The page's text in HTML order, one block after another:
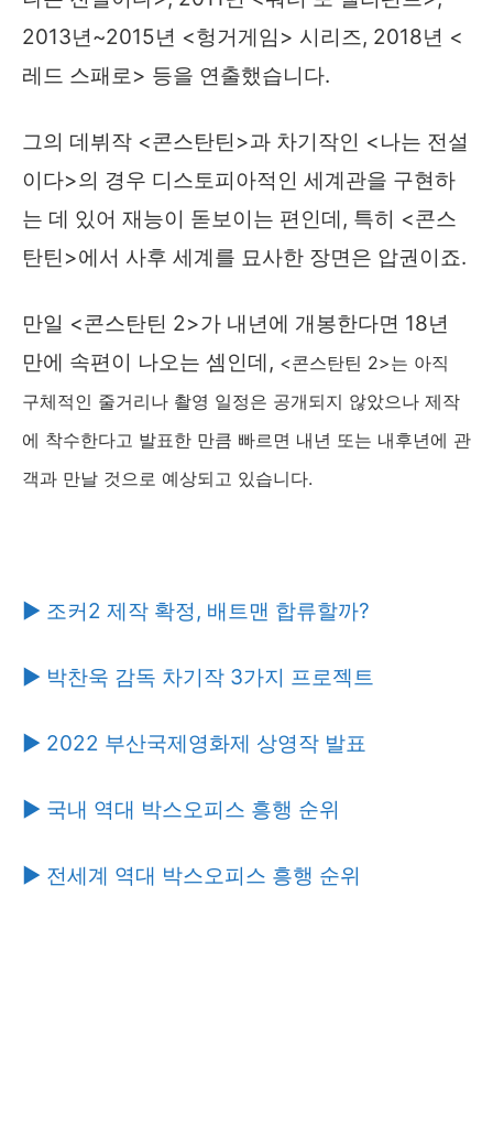
2013년~2015년 <헝거게임> 시리즈, 2018년 <
레드 스패로> 등을 연출했습니다.
그의 데뷔작 <콘스탄틴>과 차기작인 <나는 전설
이다>의 경우 디스토피아적인 세계관을 구현하
는 데 있어 재능이 돋보이는 편인데, 특히 <콘스
탄틴>에서 사후 세계를 묘사한 장면은 압권이죠.
만일 <콘스탄틴 2>가 내년에 개봉한다면 18년
만에 속편이 나오는 셈인데, <콘스탄틴 2>는 아직
구체적인 줄거리나 촬영 일정은 공개되지 않았으나 제작
에 착수한다고 발표한 만큼 빠르면 내년 또는 내후년에 관
객과 만날 것으로 예상되고 있습니다.
▶ 조커2 제작 확정, 배트맨 합류할까?
▶ 박찬욱 감독 차기작 3가지 프로젝트
▶ 2022 부산국제영화제 상영작 발표
▶ 국내 역대 박스오피스 흥행 순위
▶ 전세계 역대 박스오피스 흥행 순위